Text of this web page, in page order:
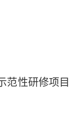
范性研修项目